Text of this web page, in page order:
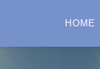
HOME